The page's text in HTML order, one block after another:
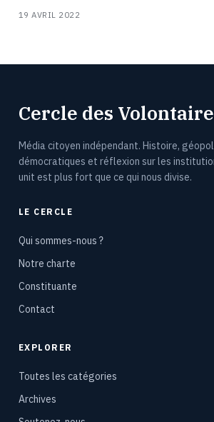
19 AVRIL 2022
Cercle des
Média citoyen indépendant. Histoire,
démocratiques et réflexion sur les
unit est plus fort que ce qui nous divise.
LE CERCLE
Qui sommes-nous ?
Notre charte
Constituante
Contact
EXPLORER
Toutes les catégories
Archives